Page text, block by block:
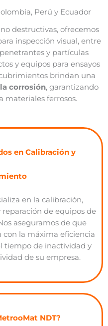
Perú y Ecuador
destructivas, ofrecemos
inspección visual, entre
y partículas
y equipos para ensayos
brindan una
corrosión, garantizando
materiales ferrosos.
en Calibración y
en la calibración,
de equipos de
aseguramos de que
con la máxima eficiencia
tiempo de inactividad y
de su empresa.
NDT?